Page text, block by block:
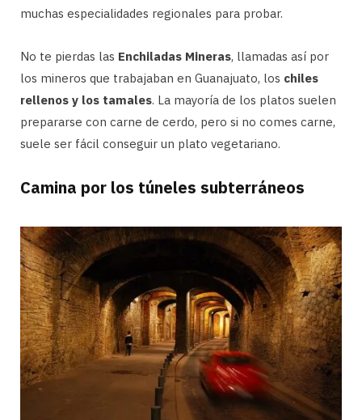
muchas especialidades regionales para probar.
No te pierdas las Enchiladas Mineras, llamadas así por
los mineros que trabajaban en Guanajuato, los chiles
rellenos y los tamales. La mayoría de los platos suelen
prepararse con carne de cerdo, pero si no comes carne,
suele ser fácil conseguir un plato vegetariano.
Camina por los túneles subterráneos